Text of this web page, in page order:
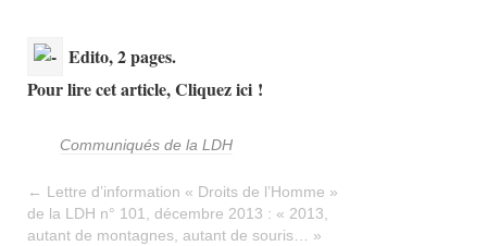
Edito, 2 pages.
Pour lire cet article, Cliquez ici !
Communiqués de la LDH
← Lettre d’information « Droits de l’Homme »
de la LDH n° 101, décembre 2013 : « 2013,
autant de montagnes, autant de souris… »